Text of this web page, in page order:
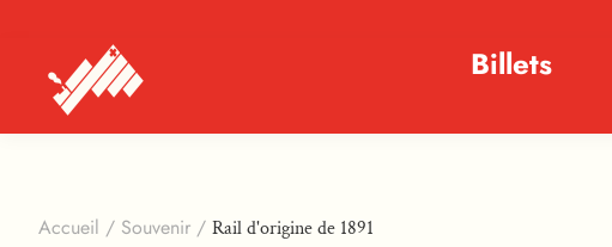
Billets
Accueil / Souvenir / Rail d'origine de 1891